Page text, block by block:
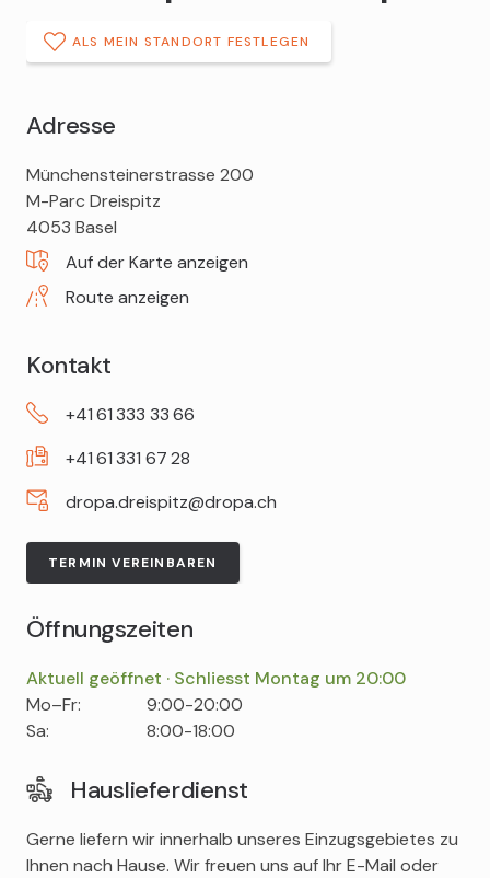
ALS MEIN STANDORT FESTLEGEN
Adresse
DROPA
Apotheke
Dreispitz
Münchensteinerstrasse 200
M-Parc Dreispitz
4053 Basel
Auf der Karte anzeigen
Route anzeigen
Kontakt
+4161 333 3366
+4161 331 6728
dropa.dreispitz@dropa.ch
TERMIN VEREINBAREN
Öffnungszeiten
Aktuell geöffnet · Schliesst Montag um 20:00
Tag
Time
slot
Comment
Mo–Fr:
9:00-20:00
Sa:
8:00-18:00
Hauslieferdienst
Gerne liefern wir innerhalb unseres Einzugsgebietes zu
Ihnen nach Hause. Wir freuen uns auf Ihr E-Mail oder